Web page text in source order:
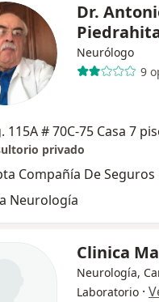
Dr.
Neurólogo
9
privado
Compañía De Seguros
Neurología
Clinica
Neurología,
Laboratorio ·